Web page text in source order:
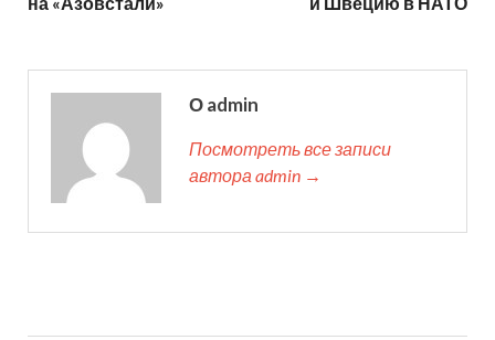
О admin
Посмотреть все записи
автора admin →